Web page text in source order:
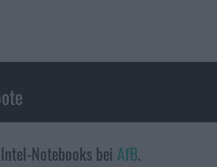
Notebooks bei AfB.